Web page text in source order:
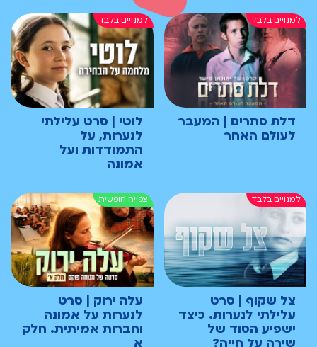
דלת סתרים | המעבר
לעולם האחר
לוטי | סרט עלילתי
לנערות, על
התמודדות ועל
אמונה
צל שקוף | סרט
עלילתי לנערות. כיצד
ישפיע הסוד של
שירה על חייה?
עלה ירוק | סרט
לנערות על אמונה
וחברות אמיתית. חלק
א